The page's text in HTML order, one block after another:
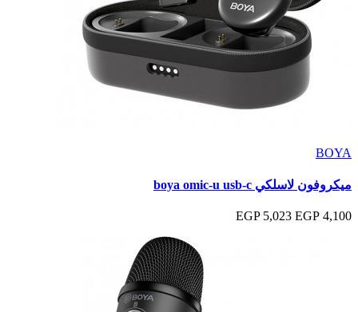
BOYA
ميكروفون لاسلكي boya omic-u usb-c
4,100 EGP
5,023 EGP